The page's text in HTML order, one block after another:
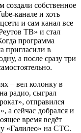
создали собственное
канале и хоть
и сам канал все
ТВ» и стал
программа
пригласили в
а после сразу три
– вел колонку в
радио, сыграл
отправился
», а сейчас добрался и
время ведёт
«Галилео» на СТС.